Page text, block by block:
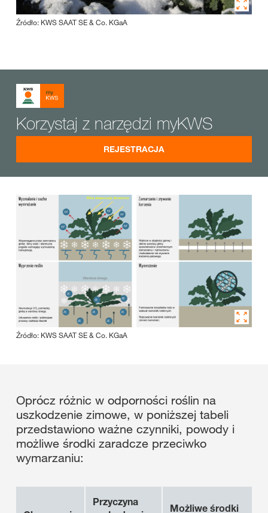
Źródło: KWS SAAT SE & Co. KGaA
Korzystaj z narzędzi myKWS
REJESTRACJA
Źródło: KWS SAAT SE & Co. KGaA
Oprócz różnic w odporności roślin na
uszkodzenie zimowe, w poniższej tabeli
przedstawiono ważne czynniki, powody i
możliwe środki zaradcze przeciwko
wymarzaniu:
Przyczyna
Możliwe środki